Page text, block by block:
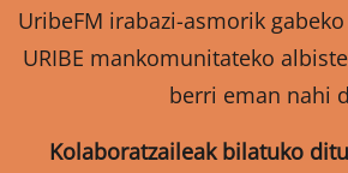
UribeFM irabazi-asmorik
URIBE mankomunitateko
berri eman nahi
Kolaboratzaileak bilatuko